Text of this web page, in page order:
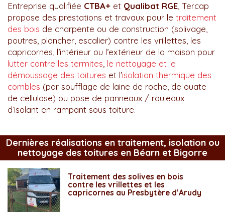
Entreprise qualifiée CTBA+ et Qualibat RGE , Tercap
propose des prestations et travaux pour le traitement
des bois de charpente ou de construction (solivage,
poutres, plancher, escalier) contre les vrillettes, les
capricornes, l’intérieur ou l’extérieur de la maison pour
lutter contre les termites le nettoyage et le
démoussage des toitures et l’isolation thermique des
combles (par soufflage de laine de roche, de ouate
de cellulose) ou pose de panneaux / rouleaux
d’isolant en rampant sous toiture.
Dernières réalisations en traitement, isolation ou
nettoyage des toitures en Béarn et Bigorre
Traitement des solives en bois
contre les vrillettes et les
capricornes au Presbytère d’Arudy